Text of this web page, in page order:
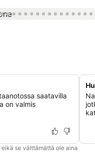
saatavilla
on valmis
se välttämättä ole aina